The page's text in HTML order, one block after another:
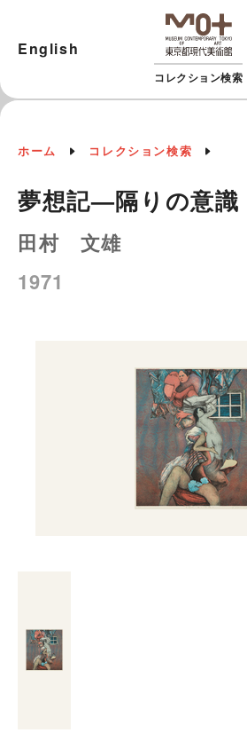
コレクション検索
English
ホーム コレクション検索
夢想記—隔りの意
田村 文雄
1971